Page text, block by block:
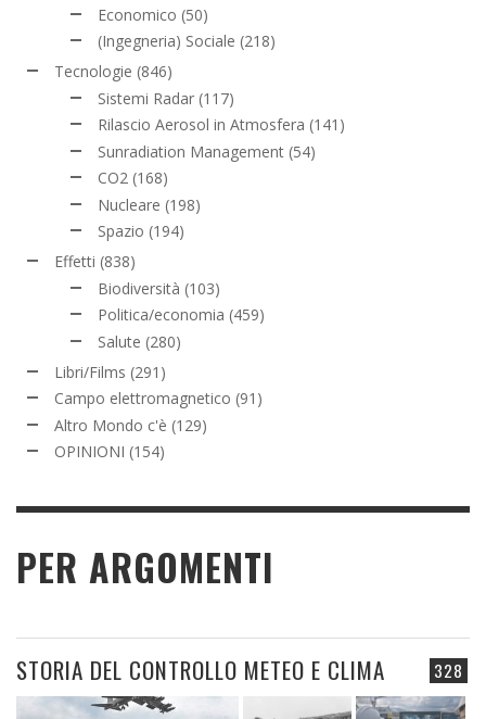
Economico (50)
(Ingegneria) Sociale (218)
Tecnologie (846)
Sistemi Radar (117)
Rilascio Aerosol in Atmosfera (141)
Sunradiation Management (54)
CO2 (168)
Nucleare (198)
Spazio (194)
Effetti (838)
Biodiversità (103)
Politica/economia (459)
Salute (280)
Libri/Films (291)
Campo elettromagnetico (91)
Altro Mondo c'è (129)
OPINIONI (154)
PER ARGOMENTI
328
STORIA DEL CONTROLLO METEO E CLIMA